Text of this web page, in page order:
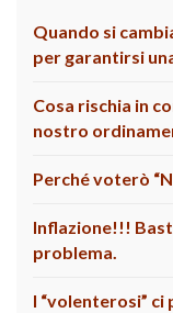
Quando si
per garantirsi
Cosa rischia in
nostro
Perché voterò
Inflazione!!!
problema.
I “volenterosi”